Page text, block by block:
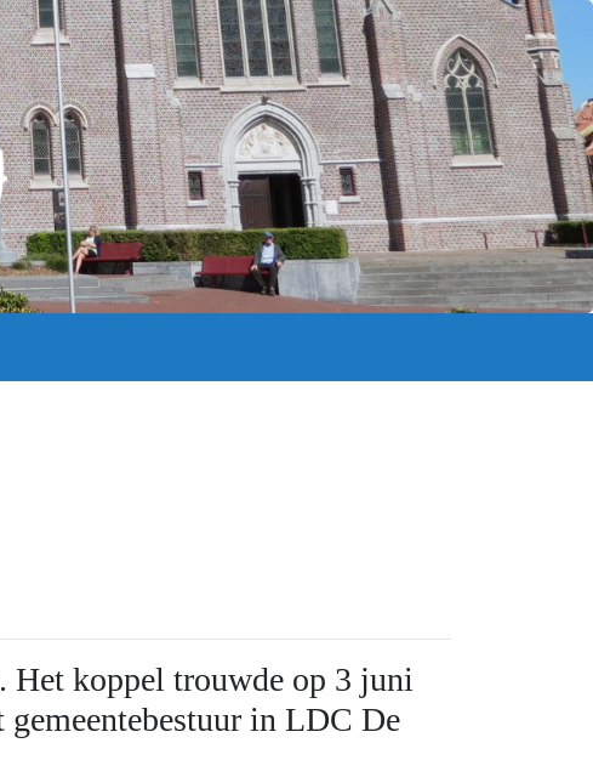
Het koppel trouwde op 3 juni
in LDC De